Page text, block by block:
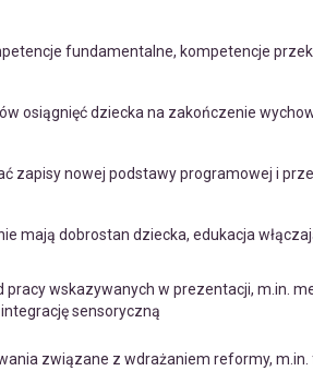
fundamentalne, kompetencje
osiągnięć dziecka na zakończenie
zapisy nowej podstawy programowej i
mają dobrostan dziecka, edukacja
pracy wskazywanych w prezentacji, m.in.
sensoryczną
związane z wdrażaniem reformy, m.in.